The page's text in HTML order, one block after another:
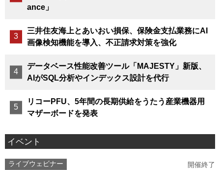
ance」
三井住友海上とあいおい損保、保険金支払業務にAI
画像検知機能を導入、不正請求対策を強化
データベース性能改善ツール「MAJESTY」新版、
AIがSQL分析やインデックス設計を代行
リコーPFU、5年間の長期供給をうたう産業機器用
マザーボードを発表
イベント
ライブウェビナー 開催終了